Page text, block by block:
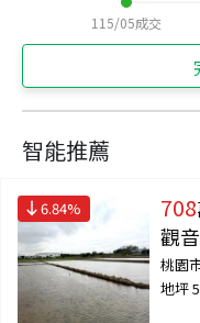
115/05成交
智能推薦
6.84% 708
觀
桃園
地坪